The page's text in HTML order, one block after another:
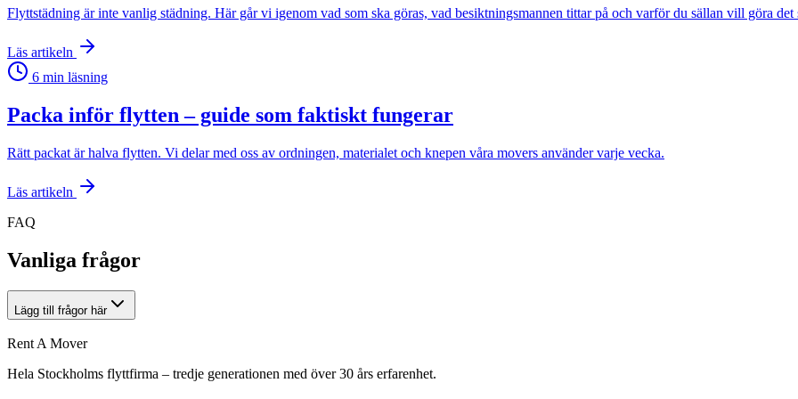
Flyttstädning är inte vanlig städning. Här går vi igenom vad som ska göras, vad besiktningsmannen tittar på och varför du sällan vill göra det
Läs artikeln
6 min läsning
Packa inför flytten – guide som faktiskt fungerar
Rätt packat är halva flytten. Vi delar med oss av ordningen, materialet och knepen våra movers använder varje vecka.
Läs artikeln
FAQ
Vanliga frågor
Lägg till frågor här
Rent A Mover
Hela Stockholms flyttfirma – tredje generationen med över 30 års erfarenhet.